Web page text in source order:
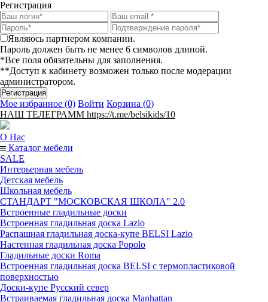
Регистрация
Являюсь партнером компании.
Пароль должен быть не менее 6 символов длиной.
*Все поля обязательны для заполнения.
**Доступ к кабинету возможен только после модерации
администратором.
Мое избранное (0) Войти Корзина (0)
НАШ ТЕЛЕГРАММ https://t.me/belsikids/10
О Нас
Каталог мебели
SALE
Интерьерная мебель
Детская мебель
Школьная мебель
СТАНДАРТ "МОСКОВСКАЯ ШКОЛА" 2.0
Встроенные гладильные доски
Встроенная гладильная доска Lazio
Распашная гладильная доска-купе BELSI Lazio
Настенная гладильная доска Popolo
Гладильные доски Roma
Встроенная гладильная доска BELSI с термопластиковой
поверхностью
Доски-купе Русский север
Встраиваемая гладильная доска Manhattan